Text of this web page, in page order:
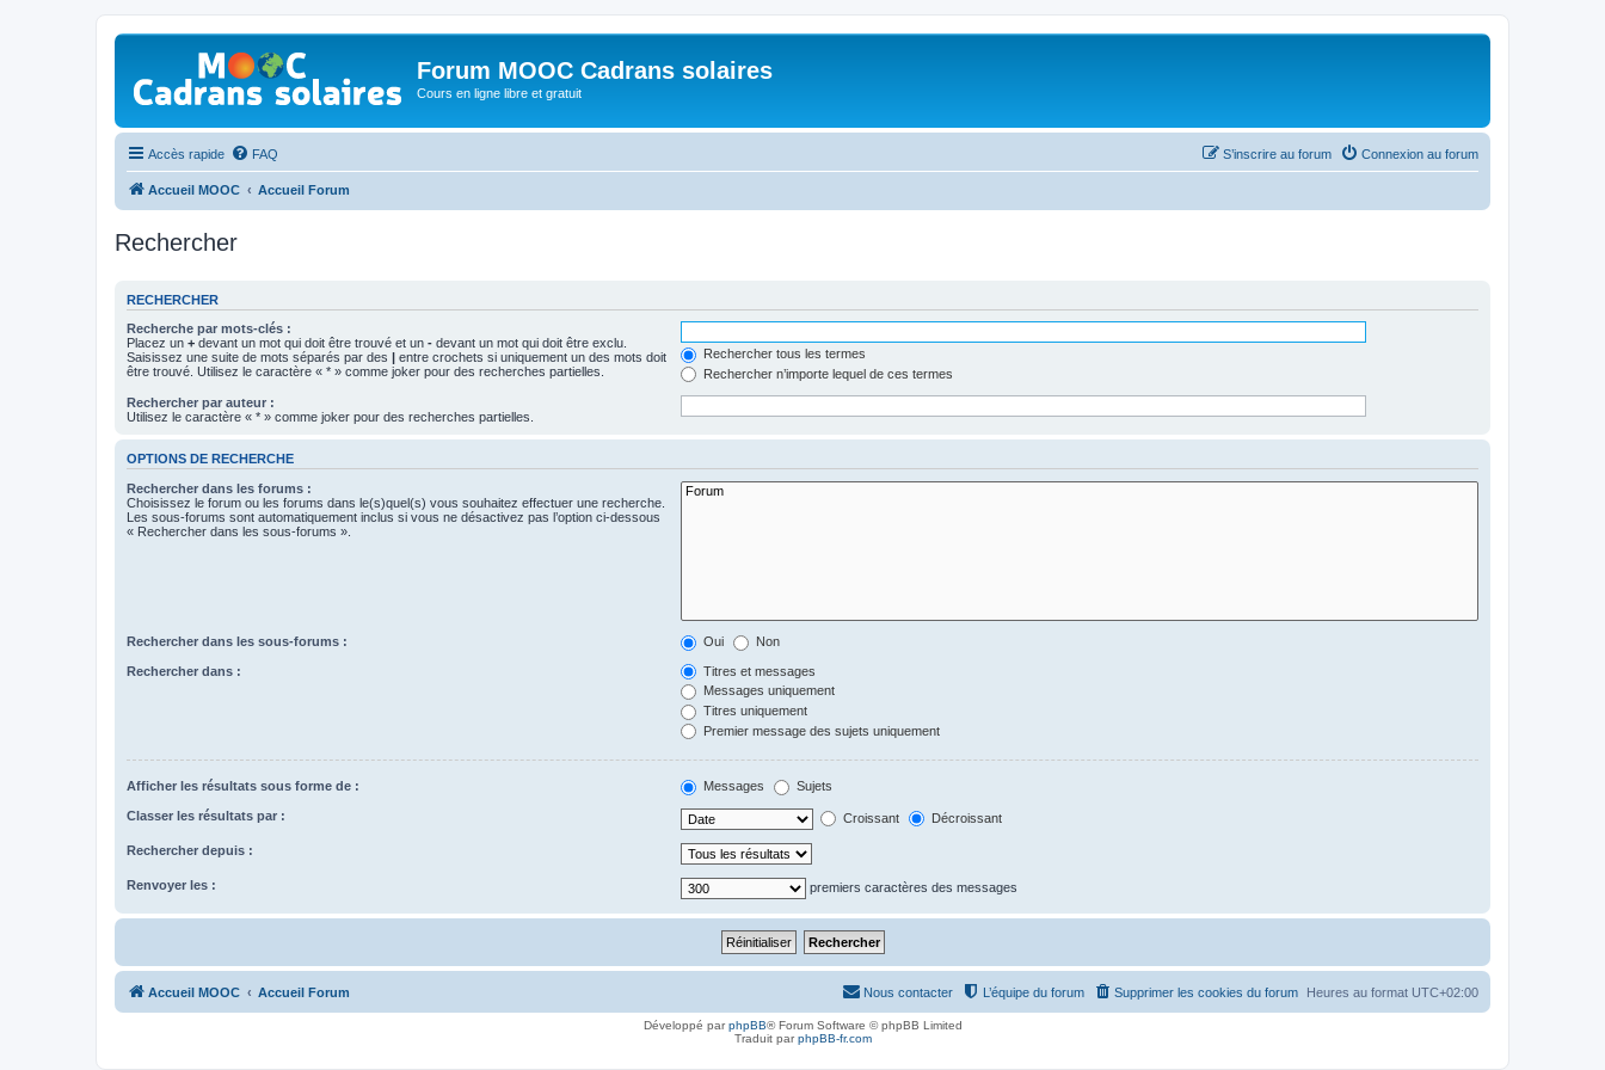
Forum MOOC Cadrans solaires
Cours en ligne libre et gratuit
Accès rapide FAQ Connexion au forum
S’inscrire au forum
Accueil MOOC Accueil Forum
Rechercher
RECHERCHER
Recherche par mots-clés :
Placez un + devant un mot qui doit être trouvé et un - devant un mot qui doit être exclu.
Saisissez une suite de mots séparés par des | entre crochets si uniquement un des mots doit
être trouvé. Utilisez le caractère « * » comme joker pour des recherches partielles.
Rechercher tous les termes
Rechercher n’importe lequel de ces termes
Rechercher par auteur :
Utilisez le caractère « * » comme joker pour des recherches partielles.
OPTIONS DE RECHERCHE
Rechercher dans les forums :
Choisissez le forum ou les forums dans le(s)quel(s) vous souhaitez effectuer une recherche.
Les sous-forums sont automatiquement inclus si vous ne désactivez pas l’option ci-dessous
« Rechercher dans les sous-forums ».
Rechercher dans les sous-forums : Oui Non
Rechercher dans :
Titres et messages
Messages uniquement
Titres uniquement
Premier message des sujets uniquement
Afficher les résultats sous forme de : Messages Sujets
Classer les résultats par : Croissant Décroissant
Rechercher depuis :
Renvoyer les : premiers caractères des messages
Accueil MOOC Accueil Forum Heures au format UTC+02:00
Supprimer les cookies du forum
L’équipe du forum
Nous contacter
Développé parphpBB® Forum Software © phpBB Limited
Traduit parphpBB-fr.com